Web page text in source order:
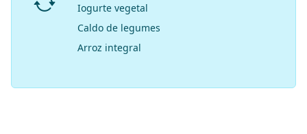
Iogurte vegetal
Caldo de legumes
Arroz integral